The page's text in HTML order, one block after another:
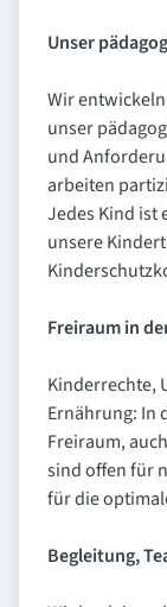
Unser
Wir
unser
und
arbeiten
Jedes Kind ist
unsere
Freiraum in
Kinderrechte,
Ernährung: In
Freiraum,
sind offen für
für die
Begleitung,